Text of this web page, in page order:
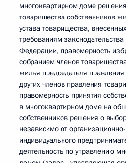
многоквартирном доме
товарищества собственников
устава товарищества,
требованиям законодательства
Федерации, правомерность
собранием членов
жилья председателя правления
других членов правления
правомерность принятия
в многоквартирном доме на
собственников решения о
независимо от
индивидуального
деятельность по управлению